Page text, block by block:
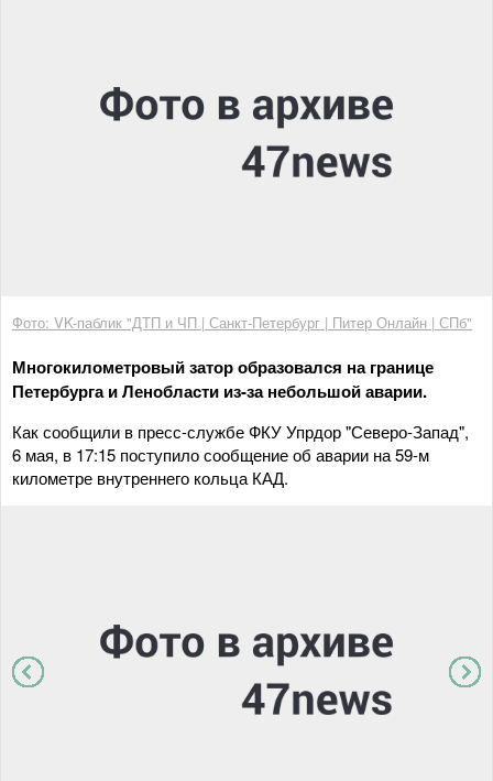
Фото: VK-паблик "ДТП и ЧП | Санкт-Петербург | Питер Онлайн | СПб"
Многокилометровый затор образовался на границе
Петербурга и Ленобласти из-за небольшой аварии.
Как сообщили в пресс-службе ФКУ Упрдор "Северо-Запад",
6 мая, в 17:15 поступило сообщение об аварии на 59-м
километре внутреннего кольца КАД.